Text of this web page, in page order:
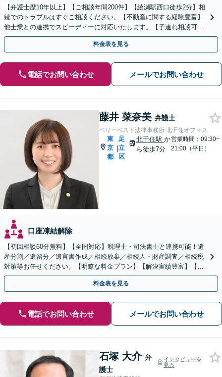
【弁護士歴10年以上】【ご相談年間200件】【綾瀬駅西口徒歩2分】相
続でのトラブルはすぐご相談ください。【不動産に関する経験豊富】
他士業との連携でスピーディーに対応いたします。【子連れ相談可】
【初回面談無料】
料金表を見る
電話でお問い合わせ メールでお問い合わせ
藤井 菜奈美 弁護士
ベリーベスト法律事務所 北千住オフィス
東
京
都
|
足
立
区
北千住駅 か
ら徒歩7分
営業時間：09:30~
21:00（平日）
口座凍結解除
【初回相談60分無料】【全国対応】税理士・司法書士と連携可能！遺
産分割／遺留分／遺言書作成／相続放棄／相続人・財産調査／相続税
対策等お任せください。【明瞭な料金プラン】【解決実績豊富】【電
話相談可】
料金表を見る
電話でお問い合わせ メールでお問い合わせ
石塚 大介 弁
護士
インタビューを
見る